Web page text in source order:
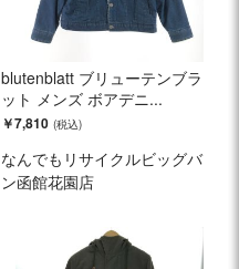
blutenblatt ブリューテンブラ
ット メンズ ボアデニ...
￥7,810
なんでもリサイクルビッグバ
ン函館花園店